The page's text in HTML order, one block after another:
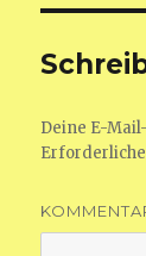
Deine E-